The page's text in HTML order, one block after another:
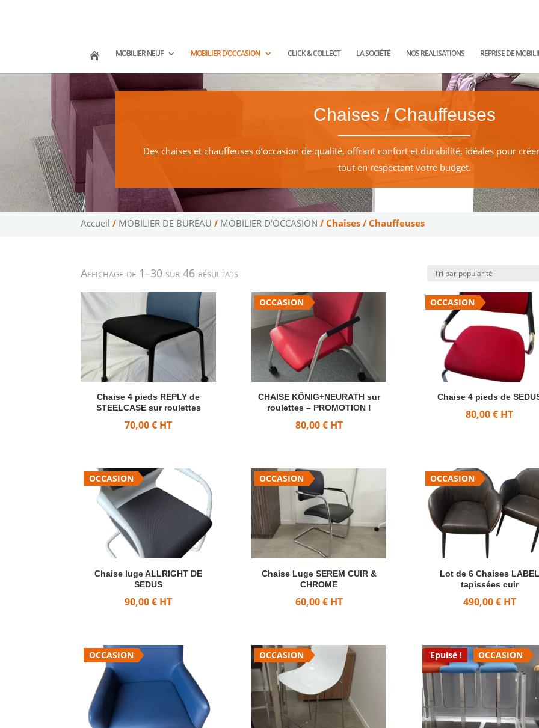
MOBILIER NEUF MOBILIER D’OCCASION CLICK & COLLECT LA SOCIÉTÉ NOS REALISATIONS REPRISE DE
Chaises / Chauffeuses
Des chaises et chauffeuses d’occasion de qualité, offrant confort et durabilité, idéales pour
tout en respectant votre budget.
Accueil / MOBILIER DE BUREAU / MOBILIER D'OCCASION / Chaises / Chauffeuses
Affichage de 1–30 sur 46 résultatsTrié
popularité
Chaise 4 pieds REPLY de
STEELCASE sur roulettes
70,00€ HT
OCCASION
CHAISE KÖNIG+NEURATH sur
roulettes – PROMOTION !
80,00€ HT
OCCASION
Chaise 4 pieds de
80,00€ HT
OCCASION
Chaise luge ALLRIGHT DE
SEDUS
90,00€ HT
OCCASION
Chaise Luge SEREM CUIR &
CHROME
60,00€ HT
OCCASION
Lot de 6 Chaises LABEL
tapissées cuir
490,00€ HT
OCCASION OCCASION Epuisé ! OCCASION